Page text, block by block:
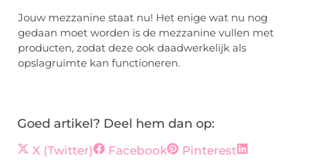
Jouw mezzanine staat nu! Het enige wat nu nog
gedaan moet worden is de mezzanine vullen met
producten, zodat deze ook daadwerkelijk als
opslagruimte kan functioneren.
Goed artikel? Deel hem dan op:
X (Twitter) Facebook
Pinterest